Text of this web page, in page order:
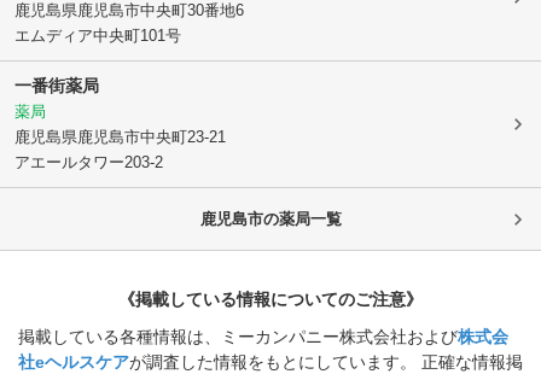
鹿児島県鹿児島市中央町30番地6
エムディア中央町101号
一番街薬局
薬局
鹿児島県鹿児島市中央町23-21
アエールタワー203-2
鹿児島市の薬局一覧
《掲載している情報についてのご注意》
掲載している各種情報は、ミーカンパニー株式会社および株式会
社eヘルスケアが調査した情報をもとにしています。 正確な情報掲